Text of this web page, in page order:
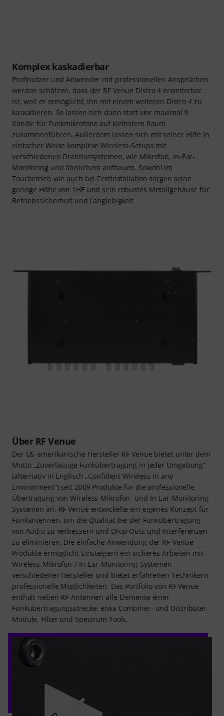
Komplex kaskadierbar
Profinutzer und Anwender mit professionellen Ansprüchen
werden schätzen, dass der RF Venue Distro 4 erweiterbar
ist, weil er ermöglicht, ihn mit einem weiteren Distro 4 zu
kaskadieren. So lassen sich dann statt vier maximal 9
Kanäle für Funkmikrofone auf kleinstem Raum
zusammenführen. Außerdem lassen sich mit seiner Hilfe in
einfacher Weise komplexe Wireless-Setups mit
verschiedenen Drahtlossystemen, wie Mikrofon, In-Ear-
Monitoring und ähnlichem aufbauen. Sowohl im
Tourbetrieb wie auch bei Festinstallation sorgen seine
geringe Höhe von 1HE und sein robustes Metallgehäuse für
Betriebssicherheit und Langlebigkeit.
Über RF Venue
Der US-amerikanische Hersteller RF Venue bietet unter dem
Motto „Zuverlässige Funkübertragung in jeder Umgebung“
(alternativ in Englisch „Confident Wireless in any
Environment“) seit 2009 Produkte für die professionelle
Übertragung von Wireless-Mikrofon- und In-Ear-Monitoring-
Systemen an. RF Venue entwickelte ein eigenes Konzept für
Funkantennen, um die Qualität bei der Funkübertragung
von Audio zu verbessern und Drop Outs und Interferenzen
zu eliminieren. Die einfache Anwendung der RF-Venue-
Produkte ermöglicht Einsteigern ein sicheres Arbeiten mit
Wireless-Mikrofon-/ In-Ear-Monitoring-Systemen
verschiedener Hersteller und bietet erfahrenen Technikern
professionelle Möglichkeiten. Das Portfolio von RF Venue
enthält neben RF-Antennen alle Elemente einer
Funkübertragungsstrecke, etwa Combiner- und Distributer-
Module, Filter und Spectrum Tools.